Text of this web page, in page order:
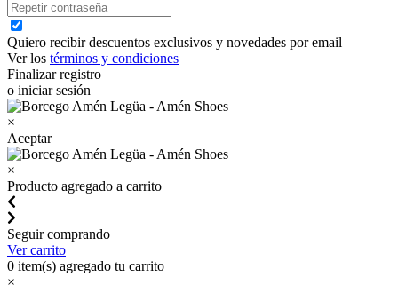
Quiero recibir descuentos exclusivos y novedades por email
Ver los términos y condiciones
Finalizar registro
o iniciar sesión
×
Aceptar
×
Producto agregado a carrito
Seguir comprando
Ver carrito
0 item(s) agregado tu carrito
×